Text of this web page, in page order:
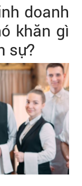
doanh
khăn gì
sự?